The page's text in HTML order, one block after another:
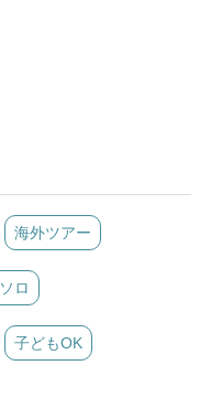
海外ツアー
ソロ
子どもOK